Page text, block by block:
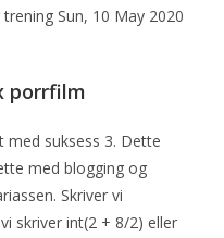
Sun, 10 May 2020
porrfilm
suksess 3. Dette
med blogging og
Skriver vi
skriver int(2 + 8/2) eller